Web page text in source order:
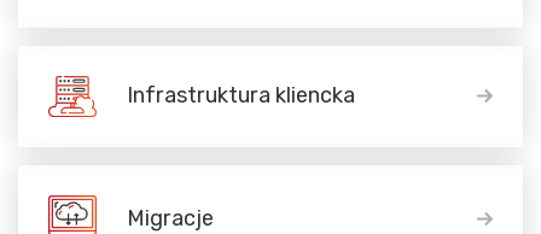
Infrastruktura kliencka
Migracje